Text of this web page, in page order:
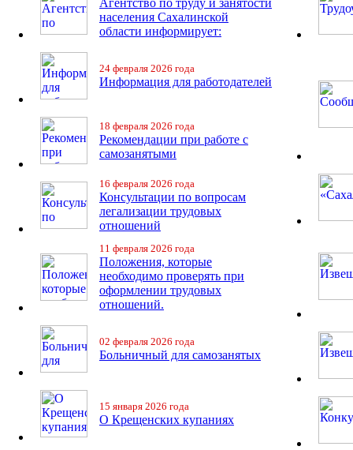
Агентство по труду и занятости
населения Сахалинской
области информирует:
24 февраля 2026 года
Информация для работодателей
18 февраля 2026 года
Рекомендации при работе с
самозанятыми
16 февраля 2026 года
Консультации по вопросам
легализации трудовых
отношений
11 февраля 2026 года
Положения, которые
необходимо проверять при
оформлении трудовых
отношений.
02 февраля 2026 года
Больничный для самозанятых
15 января 2026 года
О Крещенских купаниях